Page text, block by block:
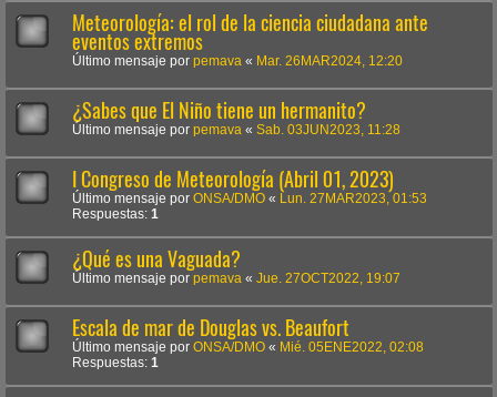
Meteorología: el rol de la ciencia ciudadana ante
eventos extremos
Último mensaje por pemava « Mar. 26MAR2024, 12:20
¿Sabes que El Niño tiene un hermanito?
Último mensaje por pemava « Sab. 03JUN2023, 11:28
I Congreso de Meteorología (Abril 01, 2023)
Último mensaje por ONSA/DMO «
Lun. 27MAR2023, 01:53
Respuestas: 1
¿Qué es una Vaguada?
Último mensaje por pemava « Jue. 27OCT2022, 19:07
Escala de mar de Douglas vs. Beaufort
Último mensaje por ONSA/DMO « Mié. 05ENE2022, 02:08
Respuestas: 1